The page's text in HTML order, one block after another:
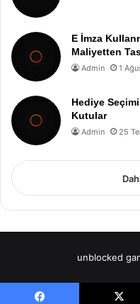
E İmza
Maliyetten
Admin 1
Hediye
Kutular
Admin 25
unblocked